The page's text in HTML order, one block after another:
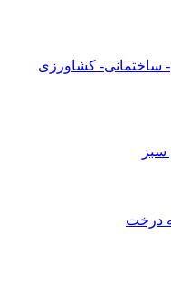
ساختمانی- کشاورزی
درخت